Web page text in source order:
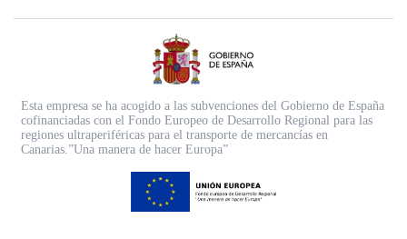
Esta empresa se ha acogido a las subvenciones del Gobierno de España
cofinanciadas con el Fondo Europeo de Desarrollo Regional para las
regiones ultraperiféricas para el transporte de mercancías en
Canarias.”Una manera de hacer Europa”